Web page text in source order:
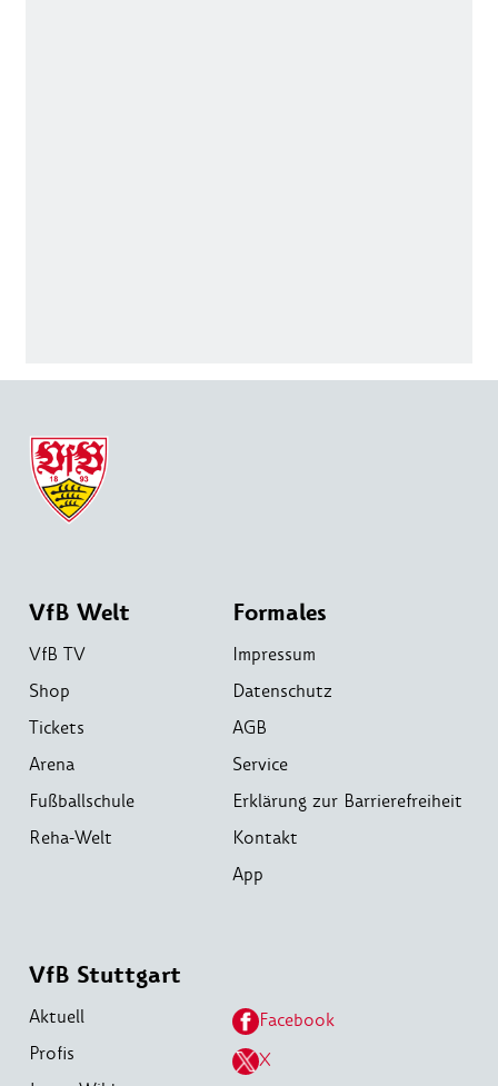
VfB Welt
VfB TV
Shop
Tickets
Arena
Fußballschule
Reha-Welt
Formales
Impressum
Datenschutz
AGB
Service
Erklärung zur Barrierefreiheit
Kontakt
App
VfB Stuttgart
Aktuell
Profis
Facebook
X